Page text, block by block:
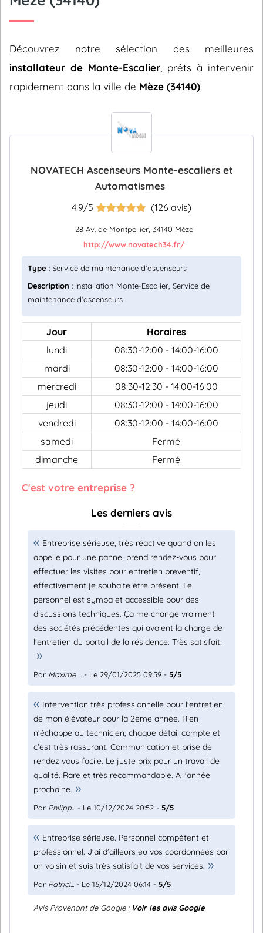
Découvrez notre sélection des meilleures
installateur de Monte-Escalier , prêts à intervenir
rapidement dans la ville de Mèze (34140).
NOVATECH Ascenseurs Monte-escaliers et
Automatismes
4.9/5 (126 avis)
28 Av. de Montpellier, 34140 Mèze
http://www.novatech34.fr/
Type : Service de maintenance d'ascenseurs
Description : Installation Monte-Escalier, Service de
maintenance d'ascenseurs
Jour
Horaires
lundi
08:30-12:00 - 14:00-16:00
mardi
08:30-12:00 - 14:00-16:00
mercredi
08:30-12:30 - 14:00-16:00
jeudi
08:30-12:00 - 14:00-16:00
vendredi
08:30-12:00 - 14:00-16:00
samedi
Fermé
dimanche
Fermé
C'est votre entreprise ?
Les derniers avis
Entreprise sérieuse, très réactive quand on les
appelle pour une panne, prend rendez-vous pour
effectuer les visites pour entretien preventif,
effectivement je souhaite être présent. Le
personnel est sympa et accessible pour des
discussions techniques. Ça me change vraiment
des sociétés précédentes qui avaient la charge de
l'entretien du portail de la résidence. Très satisfait.
Par Maxime ... - Le 29/01/2025 09:59 - 5/5
Intervention très professionnelle pour l'entretien
de mon élévateur pour la 2ème année. Rien
n'échappe au technicien, chaque détail compte et
c'est très rassurant. Communication et prise de
rendez vous facile. Le juste prix pour un travail de
qualité. Rare et très recommandable. A l'année
prochaine.
Par Philipp... - Le 10/12/2024 20:52 - 5/5
Entreprise sérieuse. Personnel compétent et
professionnel. J’ai d’ailleurs eu vos coordonnées par
un voisin et suis très satisfait de vos services.
Par Patrici... - Le 16/12/2024 06:14 - 5/5
Avis Provenant de Google : Voir les avis Google